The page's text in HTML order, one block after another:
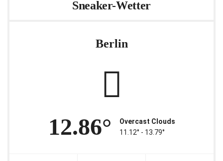
Sneaker-Wetter
Berlin
12.86°
Overcast Clouds
11.12° ‐ 13.79°